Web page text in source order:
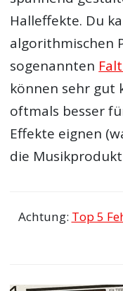
Halleffekte. Du
algorithmischen
sogenannten
können sehr gut
oftmals besser
Effekte eignen
die
Achtung: Top 5